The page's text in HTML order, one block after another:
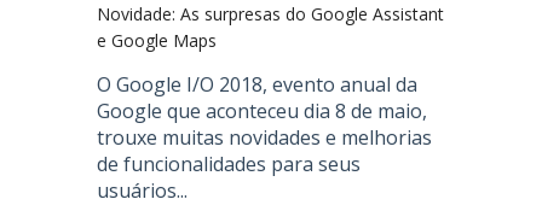
Novidade: As surpresas do Google Assistant
e Google Maps
O Google I/O 2018, evento anual da
Google que aconteceu dia 8 de maio,
trouxe muitas novidades e melhorias
de funcionalidades para seus
usuários...